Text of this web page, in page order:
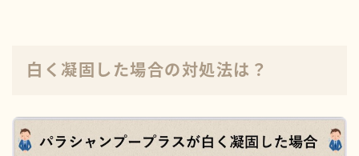
白く凝固した場合の対処法は？